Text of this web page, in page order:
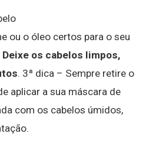
ou o óleo certos para o seu
Deixe os cabelos limpos,
. 3ª dica – Sempre retire o
aplicar a sua máscara de
com os cabelos úmidos,